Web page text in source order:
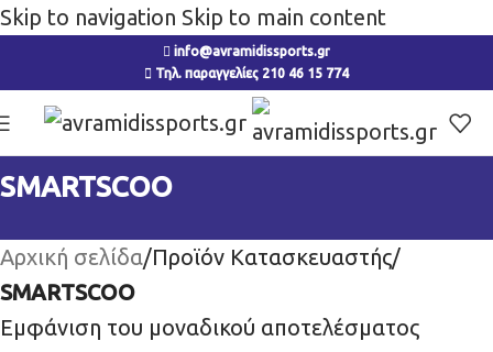
Skip to navigation Skip to main content
info@avramidissports.gr
Τηλ. παραγγελίες 210 46 15 774
SMARTSCOO
Αρχική σελίδα/Προϊόν Κατασκευαστής/
SMARTSCOO
Εμφάνιση του μοναδικού αποτελέσματος